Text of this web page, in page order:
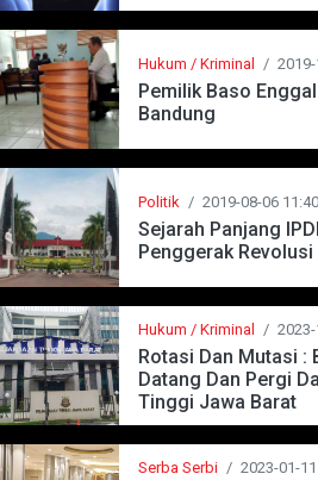
Hukum / Kriminal /
Pemilik Baso
Bandung
Politik / 2019-08-06
Sejarah Panjang
Penggerak Revolusi
Hukum / Kriminal /
Rotasi Dan Mutasi :
Datang Dan Pergi
Tinggi Jawa Barat
Serba Serbi / 2023-01-